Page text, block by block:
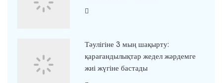
Тәулігіне 3 мың шақырту:
қарағандылықтар жедел жәрдемге
жиі жүгіне бастады